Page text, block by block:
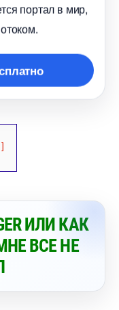
портал в мир,
ИЛИ КАК
ВСЕ НЕ